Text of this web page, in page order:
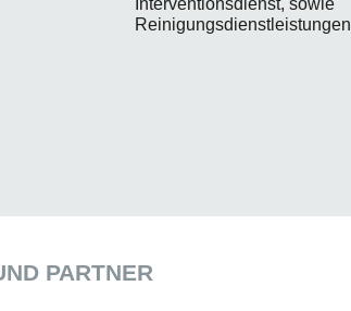
Interventionsdienst, sowie
Reinigungsdienstleistungen
PARTNER